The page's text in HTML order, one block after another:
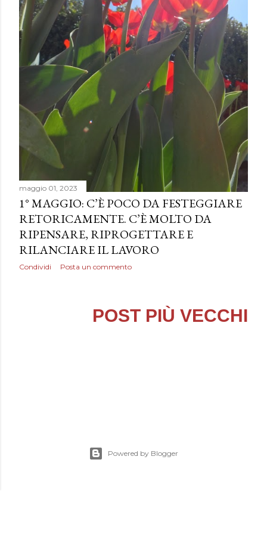
maggio 01, 2023
1° MAGGIO: C’È POCO DA FESTEGGIARE
RETORICAMENTE. C’È MOLTO DA
RIPENSARE, RIPROGETTARE E
RILANCIARE IL LAVORO
Condividi Posta un commento
POST PIÙ VECCHI
Powered by Blogger